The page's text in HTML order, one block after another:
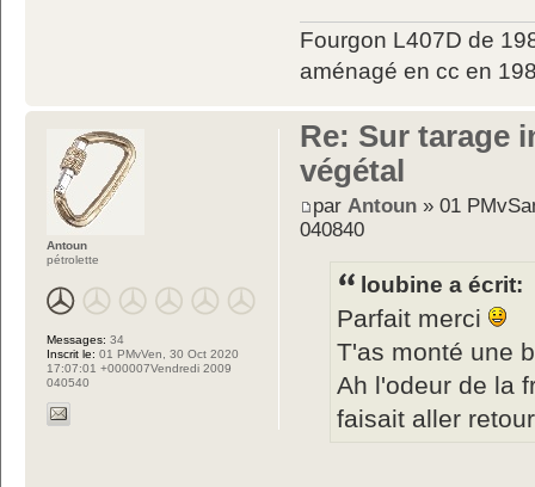
Fourgon L407D de
aménagé en cc en
Re: Sur tarage
végétal
parAntoun » 01
040840
loubine a écrit:
Parfait merci
T'as monté une
Ah l'odeur de la
faisait aller
Antoun
pétrolette
Messages: 34
Inscrit le: 01 PMvVen, 30 Oct 2020
17:07:01 +000007Vendredi 2009
040540